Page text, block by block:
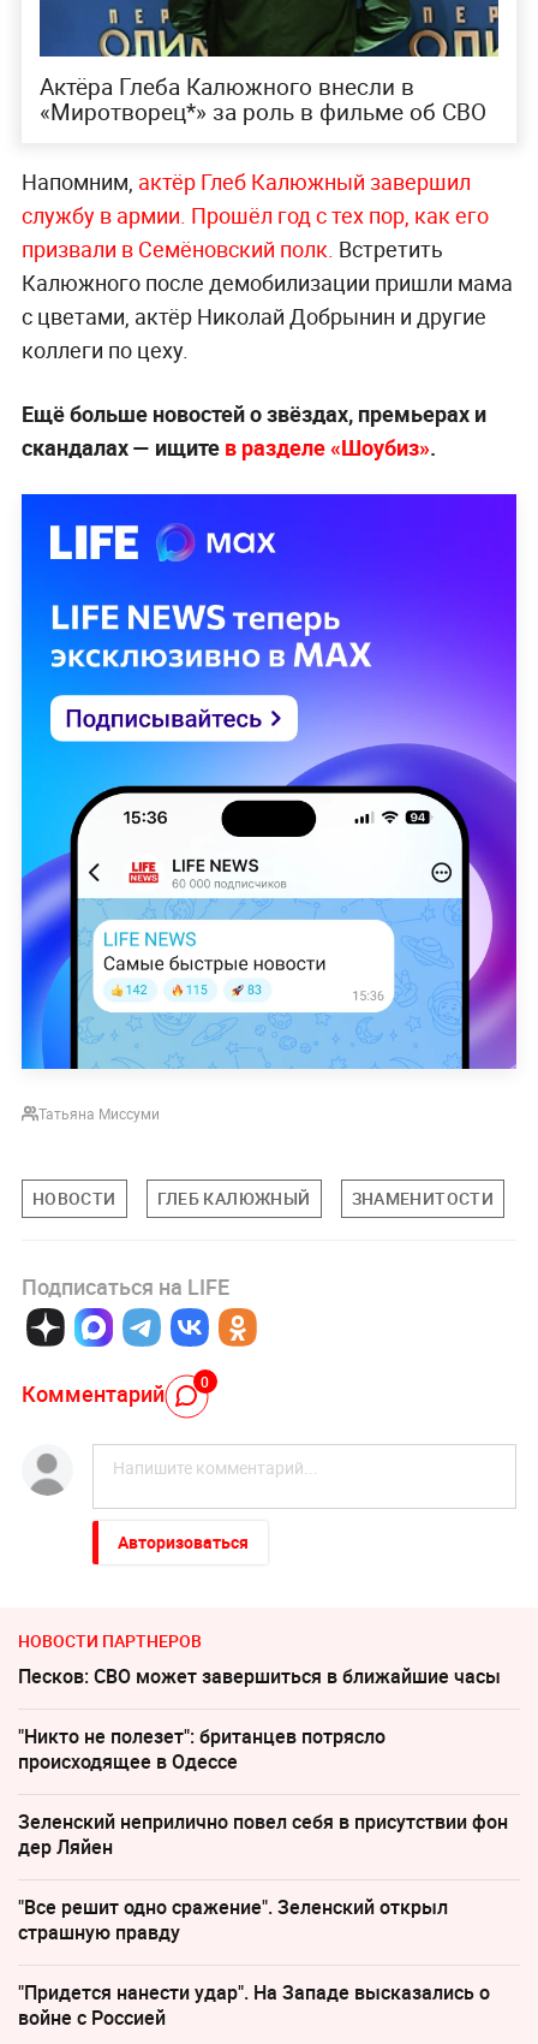
Актёра Глеба Калюжного внесли в
«Миротворец*» за роль в фильме об СВО
Напомним, актёр Глеб Калюжный завершил
службу в армии. Прошёл год с тех пор, как его
призвали в Семёновский полк. Встретить
Калюжного после демобилизации пришли мама
с цветами, актёр Николай Добрынин и другие
коллеги по цеху.
Ещё больше новостей о звёздах, премьерах и
скандалах — ищите в разделе «Шоубиз».
Татьяна Миссуми
НОВОСТИ ГЛЕБ КАЛЮЖНЫЙ ЗНАМЕНИТОСТИ
Подписаться на LIFE
Комментарий 0
Авторизоваться
НОВОСТИ ПАРТНЕРОВ
Песков: СВО может завершиться в ближайшие часы
"Никто не полезет": британцев потрясло
происходящее в Одессе
Зеленский неприлично повел cебя в присутствии фон
дер Ляйен
"Все решит одно сражение". Зеленский открыл
страшную правду
"Придется нанести удар". На Западе высказались о
войне с Россией